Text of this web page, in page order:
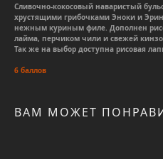
Сливочно-кокосовый наваристый
хрустящими грибочками Эноки и
нежным куриным филе. Дополнен
лайма, перчиком чили и свежей
Так же на выбор доступна рисовая
6 баллов
ВАМ МОЖЕТ